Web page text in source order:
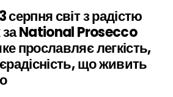
серпня світ з радістю
за National Prosecco
прославляє легкість,
що живить